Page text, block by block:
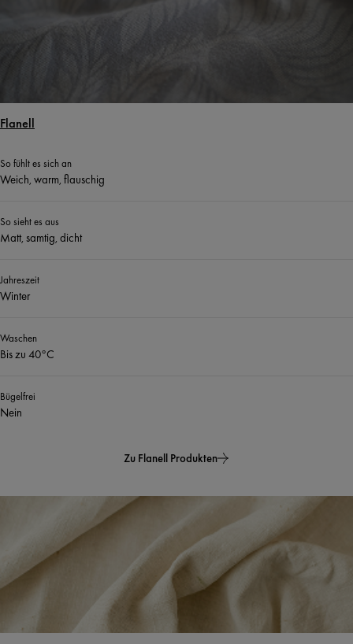
Flanell
So fühlt es sich an
Weich, warm, flauschig
So sieht es aus
Matt, samtig, dicht
Jahreszeit
Winter
Waschen
Bis zu 40°C
Bügelfrei
Nein
Zu Flanell Produkten